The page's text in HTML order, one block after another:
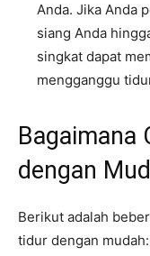
Anda. Jika Anda
siang Anda
singkat dapat
mengganggu
Bagaimana
dengan
Berikut adalah
tidur dengan mudah: